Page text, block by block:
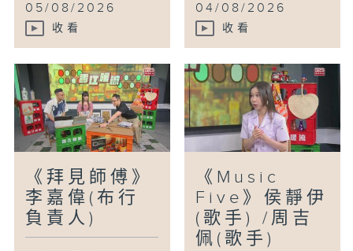
05/08/2026
收看
04/08/2026
收看
《拜見師傅》
李嘉偉(布行
負責人)
《Music
Five》侯靜伊
(歌手) /周吉
佩(歌手)